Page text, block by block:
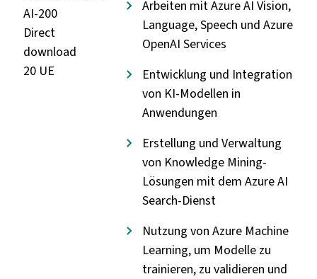
AI-200
Direct
download
20 UE
Arbeiten mit Azure AI Vision,
Language, Speech und Azure
OpenAI Services
Entwicklung und Integration
von KI-Modellen in
Anwendungen
Erstellung und Verwaltung
von Knowledge Mining-
Lösungen mit dem Azure AI
Search-Dienst
Nutzung von Azure Machine
Learning, um Modelle zu
trainieren, zu validieren und